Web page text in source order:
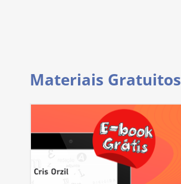
Materiais Gratuitos